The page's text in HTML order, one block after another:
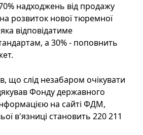
надходжень від продажу
розвиток нової тюремної
відповідатиме
а 30% - поповнить
що слід незабаром очікувати
Фонду державного
на сайті ФДМ,
в'язниці становить 220 211